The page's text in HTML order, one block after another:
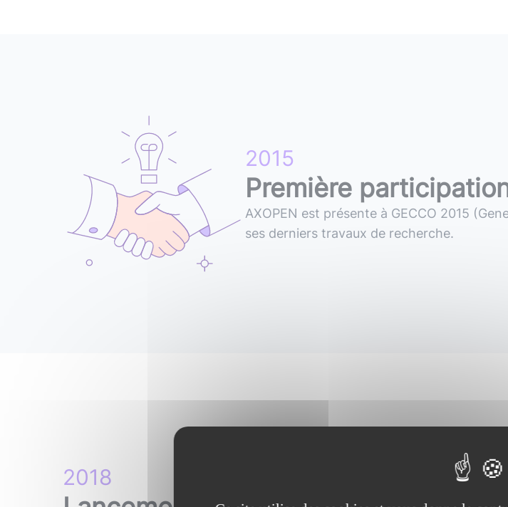
2015
Première
AXOPEN est présente à GECCO 2015
ses derniers travaux de recherche.
2018